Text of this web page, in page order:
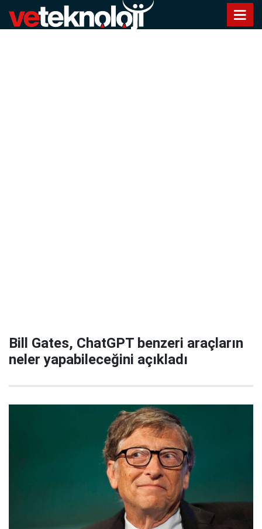
Bill Gates, ChatGPT benzeri araçların
neler yapabileceğini açıkladı